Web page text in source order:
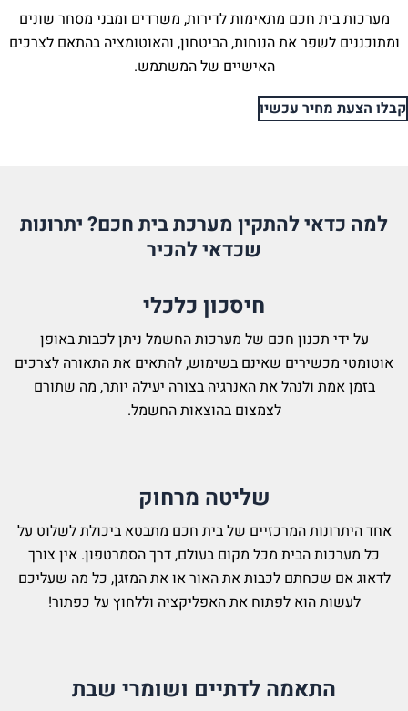
חכםמתאימות לדירות, משרדים ומבני מסחר שונים
לשפר את הנוחות, הביטחון, והאוטומציה בהתאם לצרכים
האישיים של המשתמש.
עכשיו
להתקין מערכת בית חכם? יתרונות
שכדאי להכיר
חיסכון כלכלי
תכנון חכם של מערכות החשמל ניתן לכבות באופן
שאינם בשימוש, להתאים את התאורה לצרכים
ולנהל את האנרגיה בצורה יעילה יותר, מה שתורם
לצמצום בהוצאות החשמל.
שליטה מרחוק
המרכזיים של בית חכם מתבטא ביכולת לשלוט על
הבית מכל מקום בעולם, דרך הסמרטפון. אין צורך
שכחתם לכבות את האור או את המזגן, כל מה שעליכם
הוא לפתוח את האפליקציה וללחוץ על כפתור!
התאמה לדתיים ושומרי שבת​